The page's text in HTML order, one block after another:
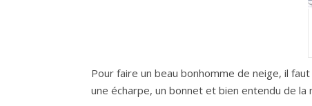
Pour faire un beau bonhomme de neige, il
une écharpe, un bonnet et bien entendu de la